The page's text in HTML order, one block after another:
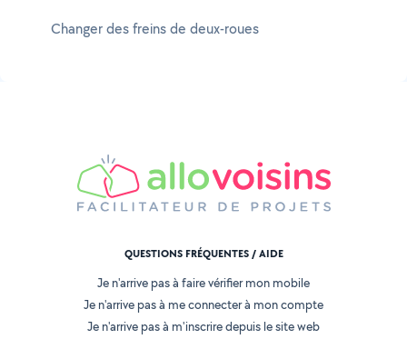
Changer des freins de deux-roues
QUESTIONS FRÉQUENTES / AIDE
Je n'arrive pas à faire vérifier mon mobile
Je n'arrive pas à me connecter à mon compte
Je n'arrive pas à m'inscrire depuis le site web